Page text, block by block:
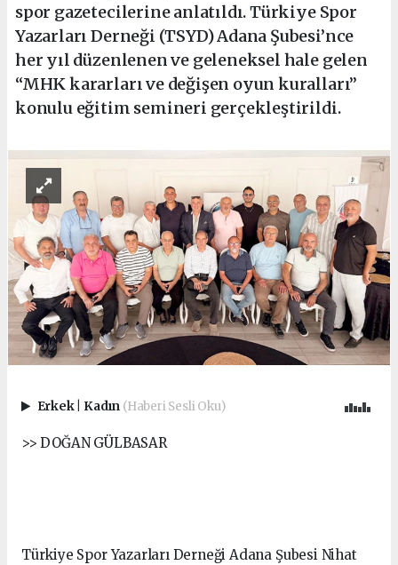
spor gazetecilerine anlatıldı. Türkiye Spor
Yazarları Derneği (TSYD) Adana Şubesi’nce
her yıl düzenlenen ve geleneksel hale gelen
“MHK kararları ve değişen oyun kuralları”
konulu eğitim semineri gerçekleştirildi.
Erkek Kadın (Haberi Sesli Oku)
>> DOĞAN GÜLBASAR
Türkiye Spor Yazarları Derneği Adana Şubesi Nihat